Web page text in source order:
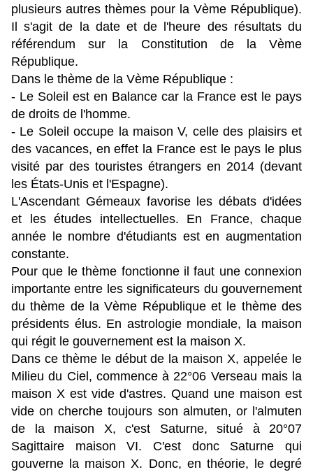
plusieurs autres thèmes pour la Vème République).
Il s'agit de la date et de l'heure des résultats du
référendum sur la Constitution de la Vème
République.
Dans le thème de la Vème République :
- Le Soleil est en Balance car la France est le pays
de droits de l'homme.
- Le Soleil occupe la maison V, celle des plaisirs et
des vacances, en effet la France est le pays le plus
visité par des touristes étrangers en 2014 (devant
les États-Unis et l'Espagne).
L'Ascendant Gémeaux favorise les débats d'idées
et les études intellectuelles. En France, chaque
année le nombre d'étudiants est en augmentation
constante.
Pour que le thème fonctionne il faut une connexion
importante entre les significateurs du gouvernement
du thème de la Vème République et le thème des
présidents élus. En astrologie mondiale, la maison
qui régit le gouvernement est la maison X.
Dans ce thème le début de la maison X, appelée le
Milieu du Ciel, commence à 22°06 Verseau mais la
maison X est vide d'astres. Quand une maison est
vide on cherche toujours son almuten, or l'almuten
de la maison X, c'est Saturne, situé à 20°07
Sagittaire maison VI. C'est donc Saturne qui
gouverne la maison X. Donc, en théorie, le degré